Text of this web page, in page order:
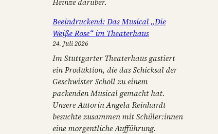
Beeindruckend: Das Musical „Die
Weiße Rose“ im Theaterhaus
24. Juli 2026
Im Stuttgarter Theaterhaus gastiert
ein Produktion, die das Schicksal der
Geschwister Scholl zu einem
packenden Musical gemacht hat.
Unsere Autorin Angela Reinhardt
besuchte zusammen mit Schüler:innen
eine morgentliche Aufführung.